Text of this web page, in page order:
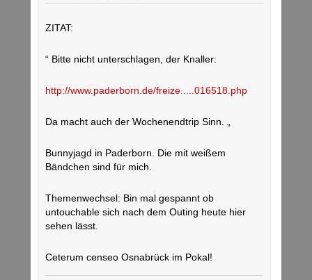
ZITAT:
“ Bitte nicht unterschlagen, der Knaller:
http://www.paderborn.de/freize.....016518.php
Da macht auch der Wochenendtrip Sinn. „
Bunnyjagd in Paderborn. Die mit weißem
Bändchen sind für mich.
Themenwechsel: Bin mal gespannt ob
untouchable sich nach dem Outing heute hier
sehen lässt.
Ceterum censeo Osnabrück im Pokal!